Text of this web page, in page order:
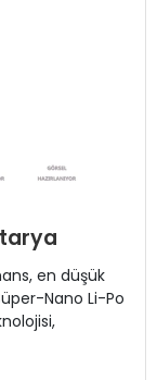
en düşük
Nano Li-Po